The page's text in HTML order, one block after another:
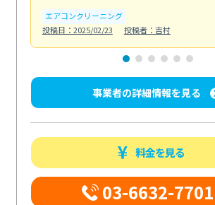
エアコンクリーニング
投稿日：2025/02/23
投稿者：吉村
事業者の詳細情報を見る
料金を見る
03-6632-7701